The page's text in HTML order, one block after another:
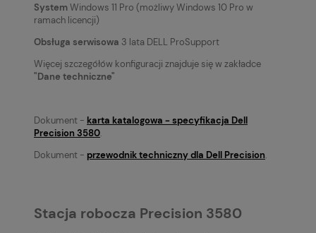
SystemWindows 11 Pro (możliwy Windows 10 Pro w
ramach licencji)
Obsługa serwisowa 3 lata DELL ProSupport
Więcej szczegółów konfiguracji znajduje się w zakładce
"Dane techniczne"
Dokument - karta katalogowa - specyfikacja Dell
Precision 3580.
Dokument - przewodnik techniczny dla Dell Precision.
Stacja robocza Precision 3580